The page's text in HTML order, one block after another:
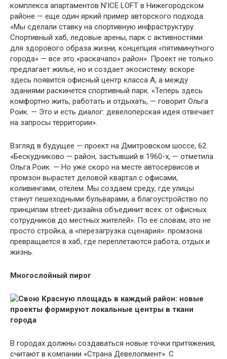
комплекса апартаментов N’ICE LOFT в Нижегородском
районе — еще один яркий пример авторского подхода.
«Мы сделали ставку на спортивную инфраструктуру.
Спортивный хаб, ледовые арены, парк с активностями
для здорового образа жизни, концепция «пятиминутного
города» — все это «раскачало» район». Проект не только
предлагает жилье, но и создает экосистему: вскоре
здесь появится офисный центр класса А, а между
зданиями раскинется спортивный парк. «Теперь здесь
комфортно жить, работать и отдыхать, — говорит Ольга
Роик. — Это и есть диалог: девелоперская идея отвечает
на запросы территории».
Взгляд в будущее — проект на Дмитровском шоссе, 62.
«Бескудниково — район, застывший в 1960-х, — отметила
Ольга Роик. — Но уже скоро на месте автосервисов и
промзон вырастет деловой квартал с офисами,
коливингами, отелем. Мы создаем среду, где улицы
станут пешеходными бульварами, а благоустройство по
принципам street-дизайна объединит всех: от офисных
сотрудников до местных жителей». По ее словам, это не
просто стройка, а «перезагрузка сценария»: промзона
превращается в хаб, где переплетаются работа, отдых и
жизнь.
Многослойный пирог
В городах должны создаваться новые точки притяжения,
считают в компании «Страна Девелопмент». С